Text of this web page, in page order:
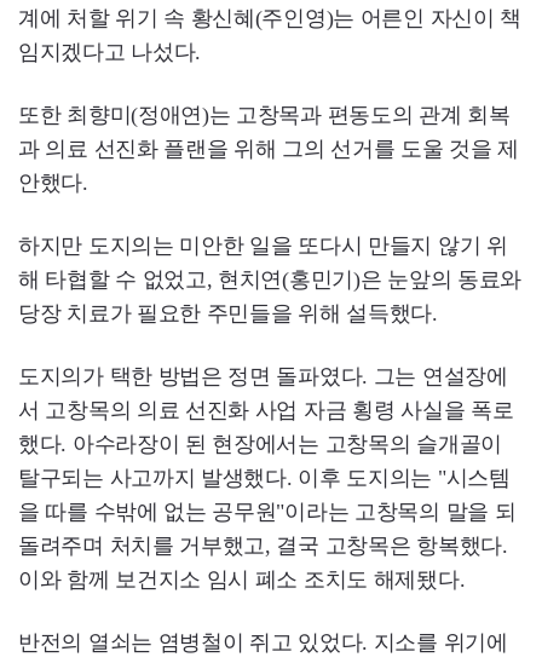
계에 처할 위기 속 황신혜(주인영)는 어른인 자신이 책
임지겠다고 나섰다.
또한 최향미(정애연)는 고창목과 편동도의 관계 회복
과 의료 선진화 플랜을 위해 그의 선거를 도울 것을 제
안했다.
하지만 도지의는 미안한 일을 또다시 만들지 않기 위
해 타협할 수 없었고, 현치연(홍민기)은 눈앞의 동료와
당장 치료가 필요한 주민들을 위해 설득했다.
도지의가 택한 방법은 정면 돌파였다. 그는 연설장에
서 고창목의 의료 선진화 사업 자금 횡령 사실을 폭로
했다. 아수라장이 된 현장에서는 고창목의 슬개골이
탈구되는 사고까지 발생했다. 이후 도지의는 "시스템
을 따를 수밖에 없는 공무원"이라는 고창목의 말을 되
돌려주며 처치를 거부했고, 결국 고창목은 항복했다.
이와 함께 보건지소 임시 폐소 조치도 해제됐다.
반전의 열쇠는 염병철이 쥐고 있었다. 지소를 위기에